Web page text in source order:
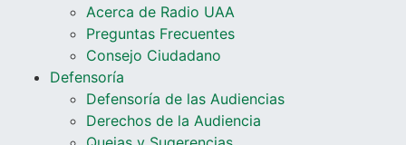
Acerca de Radio UAA
Preguntas Frecuentes
Consejo Ciudadano
Defensoría
Defensoría de las Audiencias
Derechos de la Audiencia